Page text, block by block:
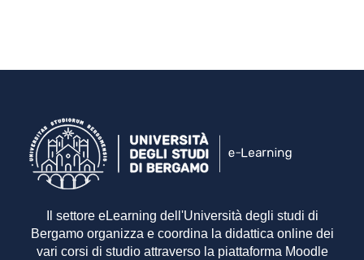
Il settore eLearning dell'Università degli studi di
Bergamo organizza e coordina la didattica online dei
vari corsi di studio attraverso la piattaforma Moodle